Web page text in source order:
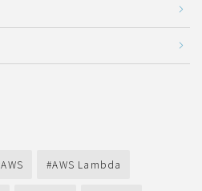
AWS AWS Lambda